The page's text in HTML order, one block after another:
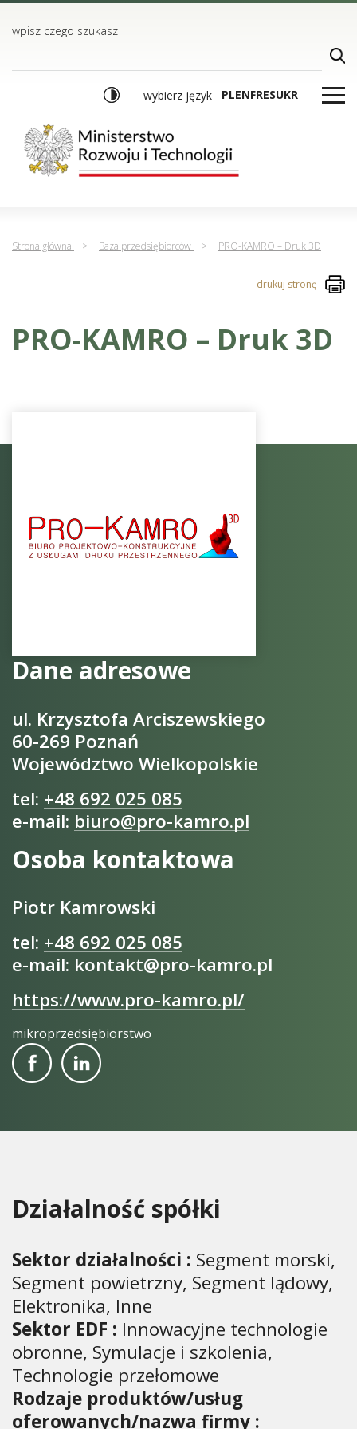
TREŚĆ
MENU GŁÓWNE
WYSZUKIWARKA
wpisz czego szukasz
wybierz język PLENFRESUKR
Strona główna > Baza przedsiębiorców > PRO-KAMRO – Druk 3D
drukuj stronę
PRO-KAMRO – Druk 3D
Dane adresowe
ul. Krzysztofa Arciszewskiego
60-269 Poznań
Województwo Wielkopolskie
tel: +48 692 025 085
e-mail: biuro@pro-kamro.pl
Osoba kontaktowa
Piotr Kamrowski
tel: +48 692 025 085
e-mail: kontakt@pro-kamro.pl
https://www.pro-kamro.pl/
mikroprzedsiębiorstwo
Działalność spółki
Sektor działalności : Segment morski,
Segment powietrzny, Segment lądowy,
Elektronika, Inne
Sektor EDF : Innowacyjne technologie
obronne, Symulacje i szkolenia,
Technologie przełomowe
Rodzaje produktów/usług
oferowanych/nazwa firmy :